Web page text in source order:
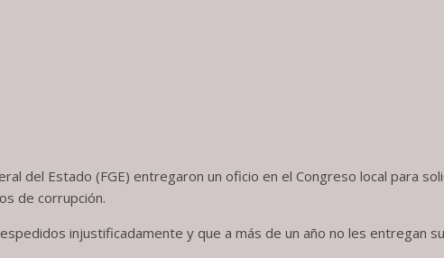
del Estado (FGE) entregaron un oficio en el Congreso local para
de corrupción.
injustificadamente y que a más de un año no les entregan